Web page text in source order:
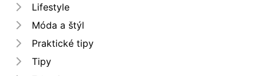
Lifestyle
Móda a štýl
Praktické tipy
Tipy